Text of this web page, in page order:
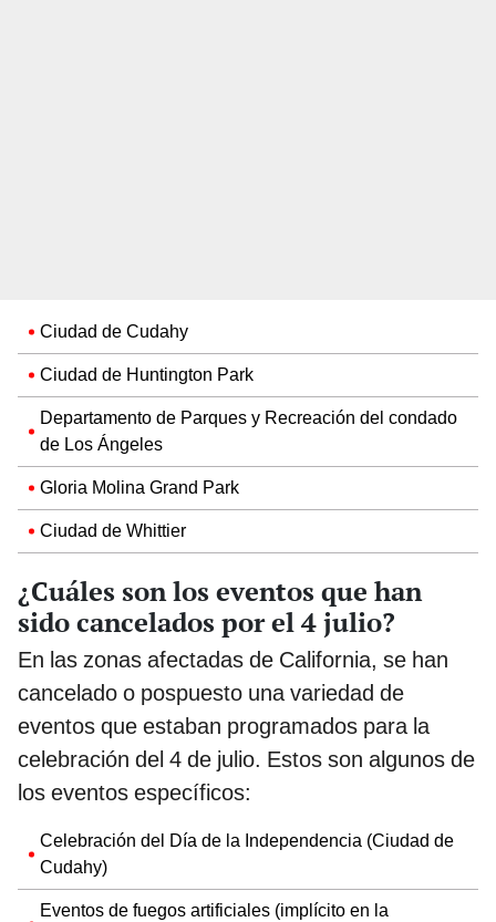
Ciudad de Cudahy
Ciudad de Huntington Park
Departamento de Parques y Recreación del condado
de Los Ángeles
Gloria Molina Grand Park
Ciudad de Whittier
¿Cuáles son los eventos que han
sido cancelados por el 4 julio?
En las zonas afectadas de California, se han
cancelado o pospuesto una variedad de
eventos que estaban programados para la
celebración del 4 de julio. Estos son algunos de
los eventos específicos:
Celebración del Día de la Independencia (Ciudad de
Cudahy)
Eventos de fuegos artificiales (implícito en la